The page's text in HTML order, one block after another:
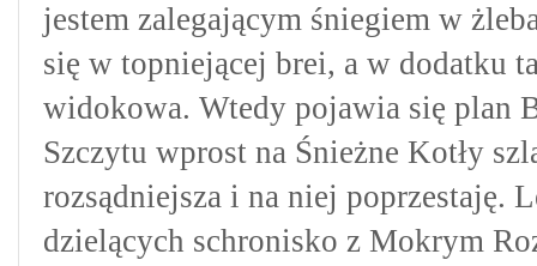
jestem zalegającym śniegiem w
się w topniejącej brei, a w dodatku
widokowa. Wtedy pojawia się plan
Szczytu wprost na Śnieżne Kotły
rozsądniejsza i na niej poprzestaję.
dzielących schronisko z Mokrym